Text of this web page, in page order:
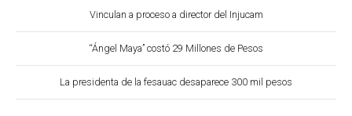
Vinculan a proceso a director del Injucam
“Ángel Maya” costó 29 Millones de Pesos
La presidenta de la fesauac desaparece 300 mil pesos